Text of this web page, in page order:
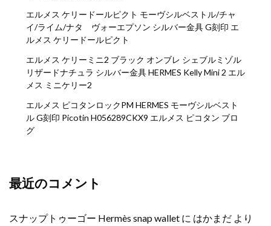
エルメス ケリードールピクト モーヴシルベストル/チャ
イ/ライム/ナタ ヴォーエプソン シルバー金具 G刻印 エ
ルメス ケリードールピクト
エルメス ケリーミニ2 ブラック オンブレ シェブルミゾル
リザードナチュラ シルバー金具 HERMES Kelly Mini 2 エル
メス ミニケリー2
エルメス ピコタンロックPM HERMES モーヴシルベスト
ル G刻印 Picotin H056289CKX9 エルメス ピコタン ブロ
グ
最近のコメント
スナップトゥーゴー Hermès snap wallet に はかまだ より